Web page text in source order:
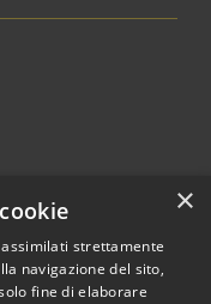
×
strettamente
navigazione del sito,
fine di elaborare